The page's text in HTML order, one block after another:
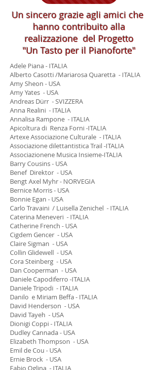
Un sincero grazie agli amici che
hanno contribuito alla
realizzazione del Progetto
"Un Tasto per il Pianoforte"
Adele Piana - ITALIA
Alberto Casotti /Mariarosa Quaretta - ITALIA
Amy Sheon - USA
Amy Yates - USA
Andreas Dürr - SVIZZERA
Anna Realini - ITALIA
Annalisa Rampone - ITALIA
Apicoltura di Renza Forni -ITALIA
Artexe Associazione Culturale - ITALIA
Associazione dilettantistica Trail -ITALIA
Associazionene Musica Insieme-ITALIA
Barry Cousins - USA
Benef Direktor - USA
Bengt Axel Myhr - NORVEGIA
Bernice Morris - USA
Bonnie Egan - USA
Carlo Travaini / Luisella Zenichel - ITALIA
Caterina Meneveri - ITALIA
Catherine French - USA
Cigdem Gencer - USA
Claire Sigman - USA
Collin Glidewell - USA
Cora Steinberg - USA
Dan Cooperman - USA
Daniele Capodiferro -ITALIA
Daniele Tripodi - ITALIA
Danilo e Miriam Beffa - ITALIA
David Henderson - USA
David Tayeh - USA
Dionigi Coppi - ITALIA
Dudley Cannada - USA
Elizabeth Thompson - USA
Emil de Cou - USA
Ernie Brock - USA
Fabio Oglina - ITALIA